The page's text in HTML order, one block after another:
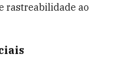
rastreabilidade ao